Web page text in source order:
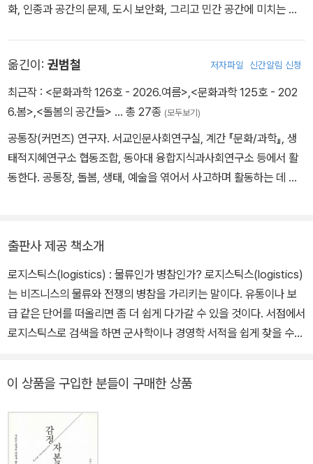
화, 인종과 공간의 문제, 도시 보안화, 그리고 민간 공간에 미치는 전
와 도시 계획을 조사하는 것이다. 둘째는 폭력과 보안을 조사하는 것
으로, 여기서는 영토가 어떻게 만들어지고, 갈등을 통해 정치적인 것
이 어떻게 개조되는지를 검토한다. 코웬은 저널 『환경 및 계획 D: 공
즈 팀과 함께 교외의 “디지털 시민성”을 전지구적으로 조망하는 다큐
멘터리 및 연구 프로젝트를 공동으로 진행했다. 교외/도시정치, 시민
성과 공간, 노동, 폭력 등을 주제로 연구하는 코웬은 『로지스틱스:전
국제 정치사회학 분과가 수상하는 도서상을 수상했다. 이외에도 『군
: The Soldier and Social Citizenship in Canada)을 썼고, 에밀
리 길버트와 함께 『전쟁, 시민권, 영토』(War, Citizenship, Territor
y)를 편집했다.
옮긴이: 권범철 저자파일 신간알림 신청
최근작 : <문화과학 126호 - 2026.여름> <문화과학 125호 - 202
6.봄> <돌봄의 공간들> … 총 27종 (모두보기)
공통장(커먼즈) 연구자. 서교인문사회연구실, 계간 『문화/과학』, 생
태적지혜연구소 협동조합, 동아대 융합지식과사회연구소 등에서 활
동한다. 공통장, 돌봄, 생태, 예술을 엮어서 사고하며 활동하는 데 관
을 옮겼다.
출판사 제공 책소개
로지스틱스(logistics) : 물류인가 병참인가? 로지스틱스(logistics)
는 비즈니스의 물류와 전쟁의 병참을 가리키는 말이다. 유통이나 보
급 같은 단어를 떠올리면 좀 더 쉽게 다가갈 수 있을 것이다. 서점에서
로지스틱스로 검색을 하면 군사학이나 경영학 서적을 쉽게 찾을 수
스라는 다소 낯선 말보다 물류나 유통 등의 단어를 떠올린다면 우리
는 고속도로를 달리는 대형 트럭이나 컨테이너를 가득 실은 배의 이
미지로 쉽게 이동할 수 있다. 그러한 이미지가 로지스틱스에 대한 지
배적인 이해다. 그러니까 로지스틱스는 상품을 이동시키는 순수 기술
이 상품을 구입한 분들이 구매한 상품